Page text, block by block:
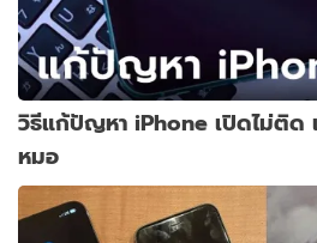
วิธีแก้ปัญหา iPhone เปิดไม่ติด
หมอ